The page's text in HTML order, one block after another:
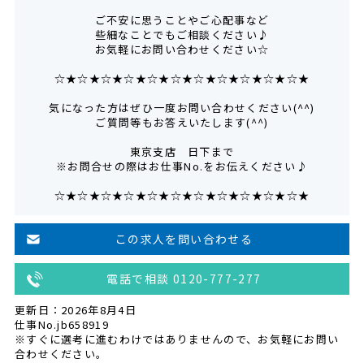
ご不安に思うことやご心配事など
些細なことでもご相談ください♪
お気軽にお問い合わせください☆
☆★☆★☆★☆★☆★☆★☆★☆★☆★☆★☆★
気になった方はぜひ一度お問い合わせください(^^)
ご質問等もお答えいたします(^^)
東京支店 日下まで
※お問合せの際はお仕事No.をお伝えください♪
☆★☆★☆★☆★☆★☆★☆★☆★☆★☆★☆★
この求人を問い合わせる
電話で相談 0120-777-277
更新日：2026年8月4日
仕事No.jb658919
※すぐに選考に進むわけではありませんので、お気軽にお問い
合わせください。